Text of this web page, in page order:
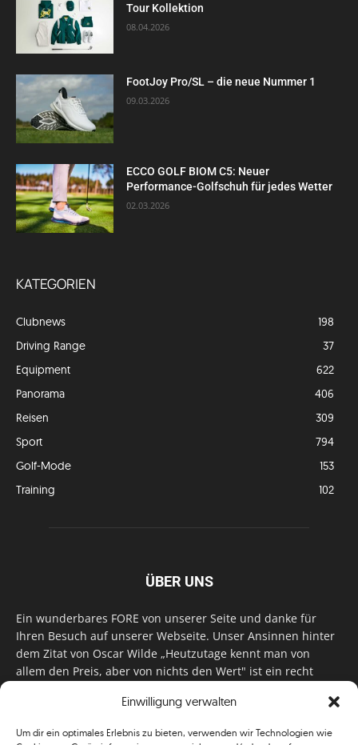
Einwilligung verwalten
Um dir ein optimales Erlebnis zu bieten, verwenden wir Technologien wie
Tour Kollektion
08.04.2026
FootJoy Pro/SL – die neue Nummer 1
09.03.2026
ECCO GOLF BIOM C5: Neuer
Performance-Golfschuh für jedes Wetter
02.03.2026
KATEGORIEN
Clubnews
198
Driving Range
37
Equipment
622
Panorama
406
Reisen
309
Sport
794
Golf-Mode
153
Training
102
ÜBER UNS
Ein wunderbares FORE von unserer Seite und danke für
Ihren Besuch auf unserer Webseite. Unser Ansinnen hinter
dem Zitat von Oscar Wilde „Heutzutage kennt man von
allem den Preis, aber von nichts den Wert" ist ein recht
für Monat unser Bestes, um Sie mit außergewöhnlichen
zu versorgen. Im Magazin, auf unserer Website & auf